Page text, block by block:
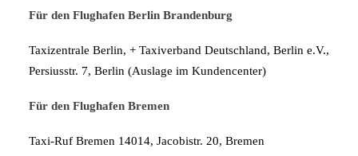
Für den Flughafen Berlin Brandenburg
Taxizentrale Berlin, + Taxiverband Deutschland, Berlin e.V.,
Persiusstr. 7, Berlin (Auslage im Kundencenter)
Für den Flughafen Bremen
Taxi-Ruf Bremen 14014, Jacobistr. 20, Bremen